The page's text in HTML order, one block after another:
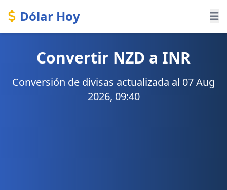
Dólar Hoy
Convertir NZD a INR
Conversión de divisas actualizada al 07 Aug
2026, 09:40